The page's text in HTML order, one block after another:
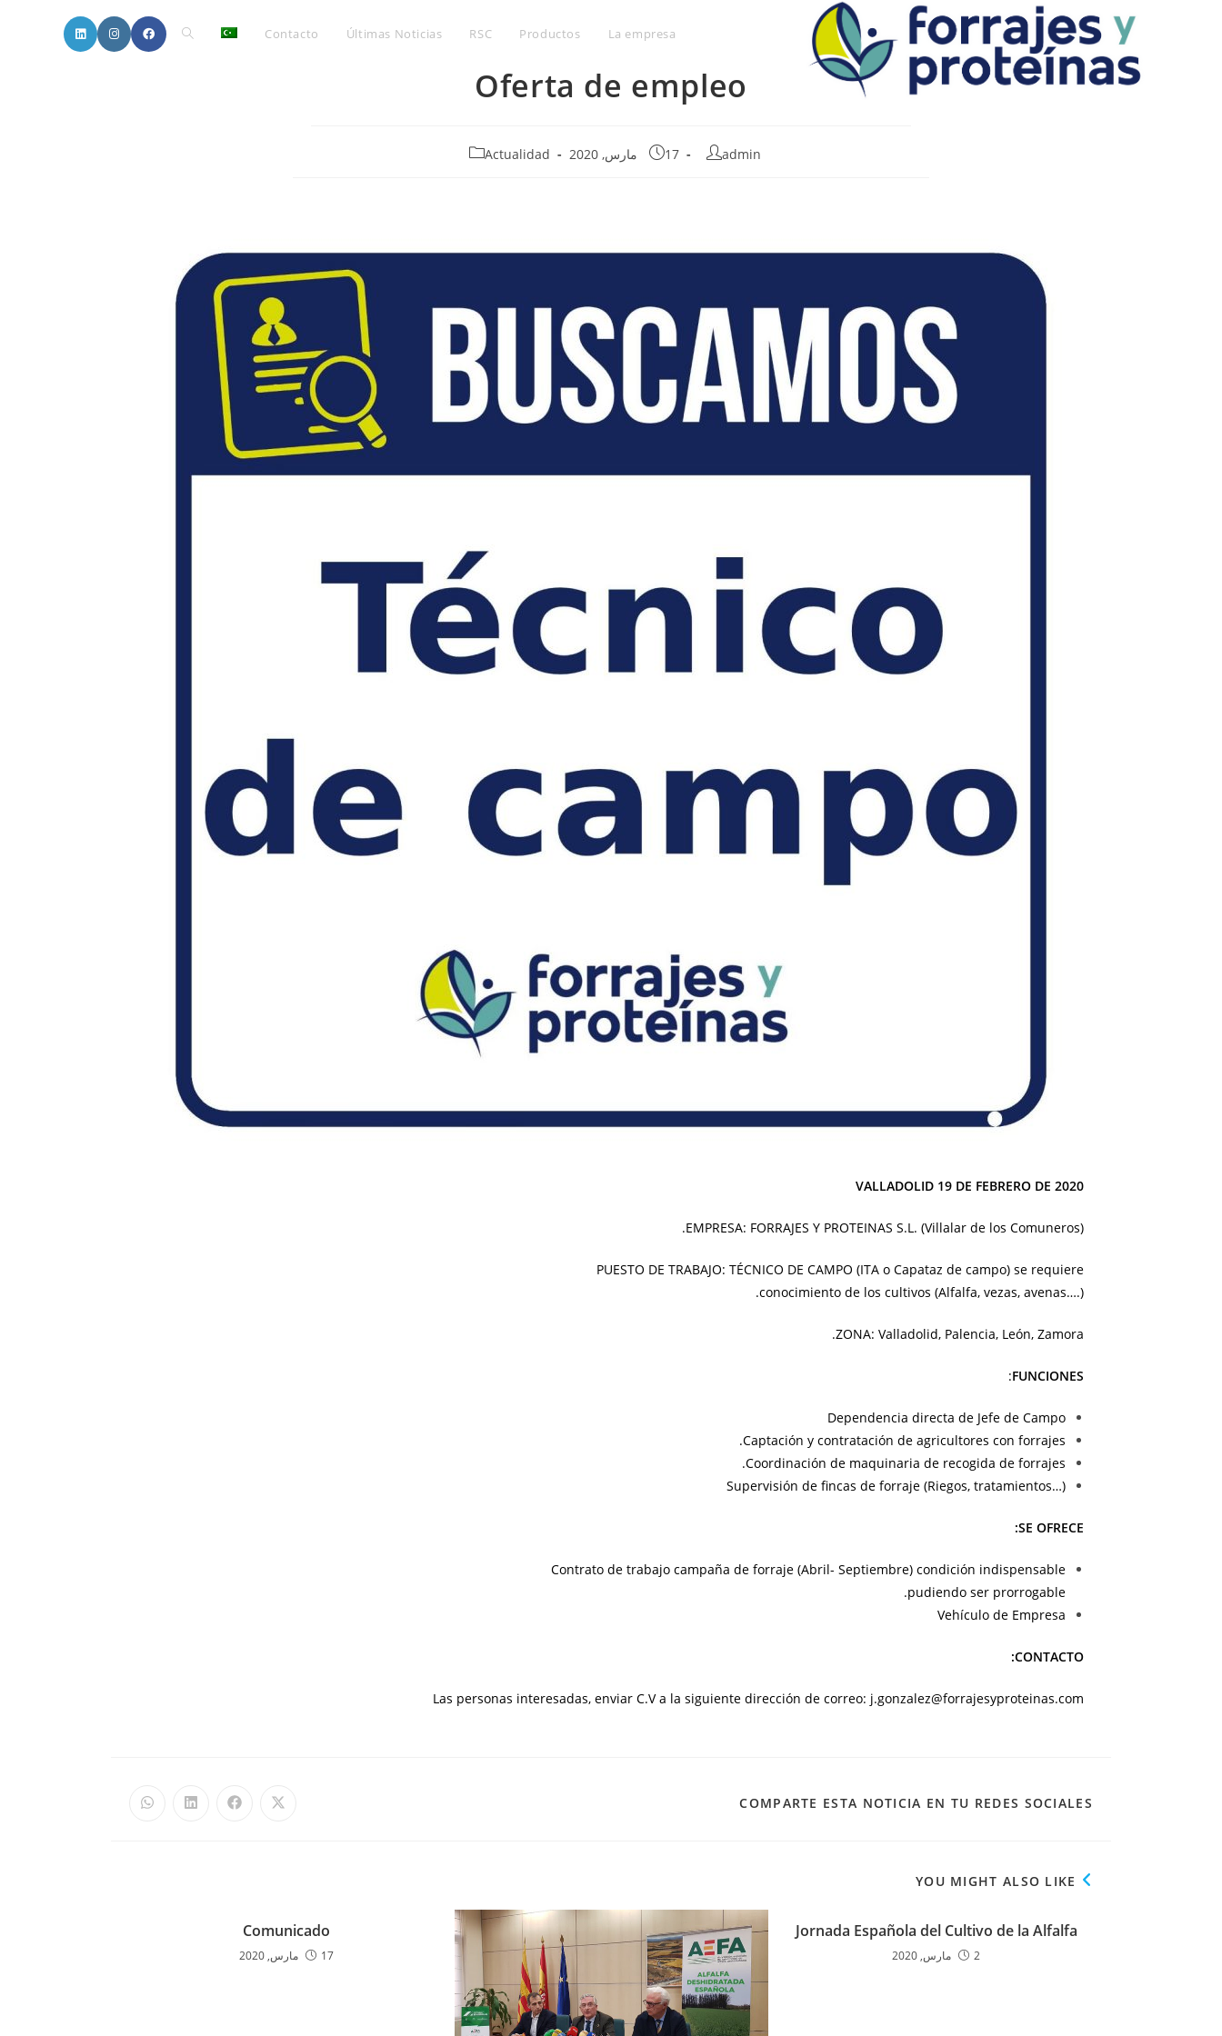
La empresa
Productos
RSC
Últimas Noticias
Contacto
Oferta de empleo
admin 17 مارس, 2020 Actualidad
VALLADOLID 19 DE FEBRERO DE 2020
EMPRESA: FORRAJES Y PROTEINAS S.L. (Villalar de los Comuneros).
PUESTO DE TRABAJO: TÉCNICO DE CAMPO (ITA o Capataz de campo) se requiere
conocimiento de los cultivos (Alfalfa, vezas, avenas….).
ZONA: Valladolid, Palencia, León, Zamora.
FUNCIONES
:
Dependencia directa de Jefe de Campo
Captación y contratación de agricultores con forrajes.
Coordinación de maquinaria de recogida de forrajes.
Supervisión de fincas de forraje (Riegos, tratamientos…)
SE OFRECE:
Contrato de trabajo campaña de forraje (Abril- Septiembre) condición indispensable
pudiendo ser prorrogable.
Vehículo de Empresa
CONTACTO:
Las personas interesadas, enviar C.V a la siguiente dirección de correo: j.gonzalez@forrajesyproteinas.com
COMPARTE ESTA NOTICIA EN TU REDES SOCIALES
YOU MIGHT ALSO LIKE
Comunicado
17 مارس, 2020
Jornada Española del Cultivo de la Alfalfa
2 مارس, 2020